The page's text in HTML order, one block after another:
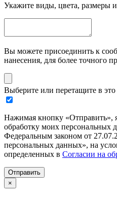
Укажите виды, цвета, размеры
Вы можете присоединить к
нанесения, для более точного
Выберите или перетащите в
Нажимая кнопку «Отправить»,
обработку моих персональных
Федеральным законом от
персональных данных», на
определенных в Согласии на
Отправить
×